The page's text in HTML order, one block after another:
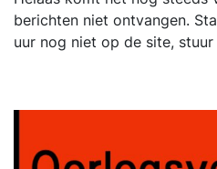
berichten niet ontvangen.
uur nog niet op de site,